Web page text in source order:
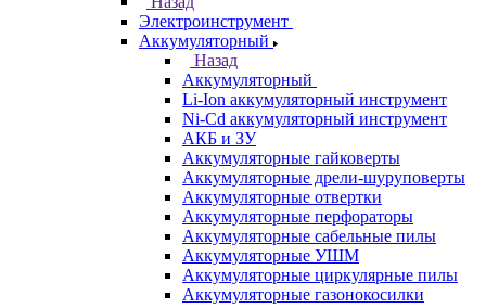
Электроинструмент
Аккумуляторный
Назад
Аккумуляторный
Li-Ion аккумуляторный инструмент
Ni-Cd аккумуляторный инструмент
АКБ и ЗУ
Аккумуляторные гайковерты
Аккумуляторные дрели-шуруповерты
Аккумуляторные отвертки
Аккумуляторные перфораторы
Аккумуляторные сабельные пилы
Аккумуляторные УШМ
Аккумуляторные циркулярные пилы
Аккумуляторные газонокосилки